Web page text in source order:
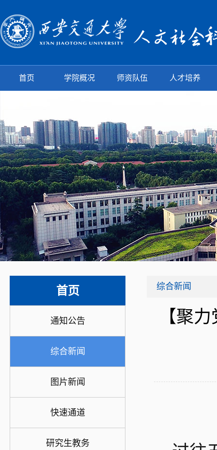
首页 学院概况 师资队伍 人才培养
首页
通知公告
综合新闻
图片新闻
快速通道
研究生教务
综合新闻
【聚